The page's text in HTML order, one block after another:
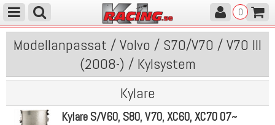
0
Modellanpassat / Volvo / S70/V70 / V70 III
(2008-) / Kylsystem
Kylare
Kylare S/V60, S80, V70, XC60, XC70 07~